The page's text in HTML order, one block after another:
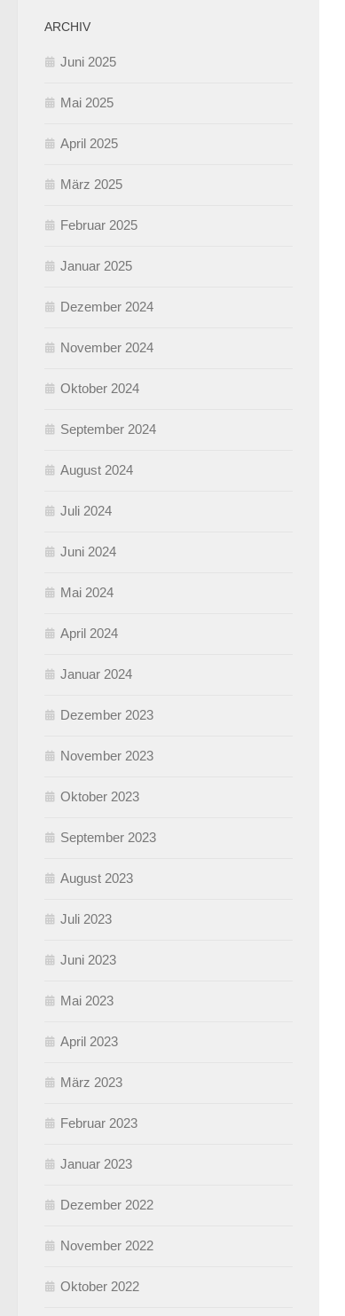
ARCHIV
Juni 2025
Mai 2025
April 2025
März 2025
Februar 2025
Januar 2025
Dezember 2024
November 2024
Oktober 2024
September 2024
August 2024
Juli 2024
Juni 2024
Mai 2024
April 2024
Januar 2024
Dezember 2023
November 2023
Oktober 2023
September 2023
August 2023
Juli 2023
Juni 2023
Mai 2023
April 2023
März 2023
Februar 2023
Januar 2023
Dezember 2022
November 2022
Oktober 2022